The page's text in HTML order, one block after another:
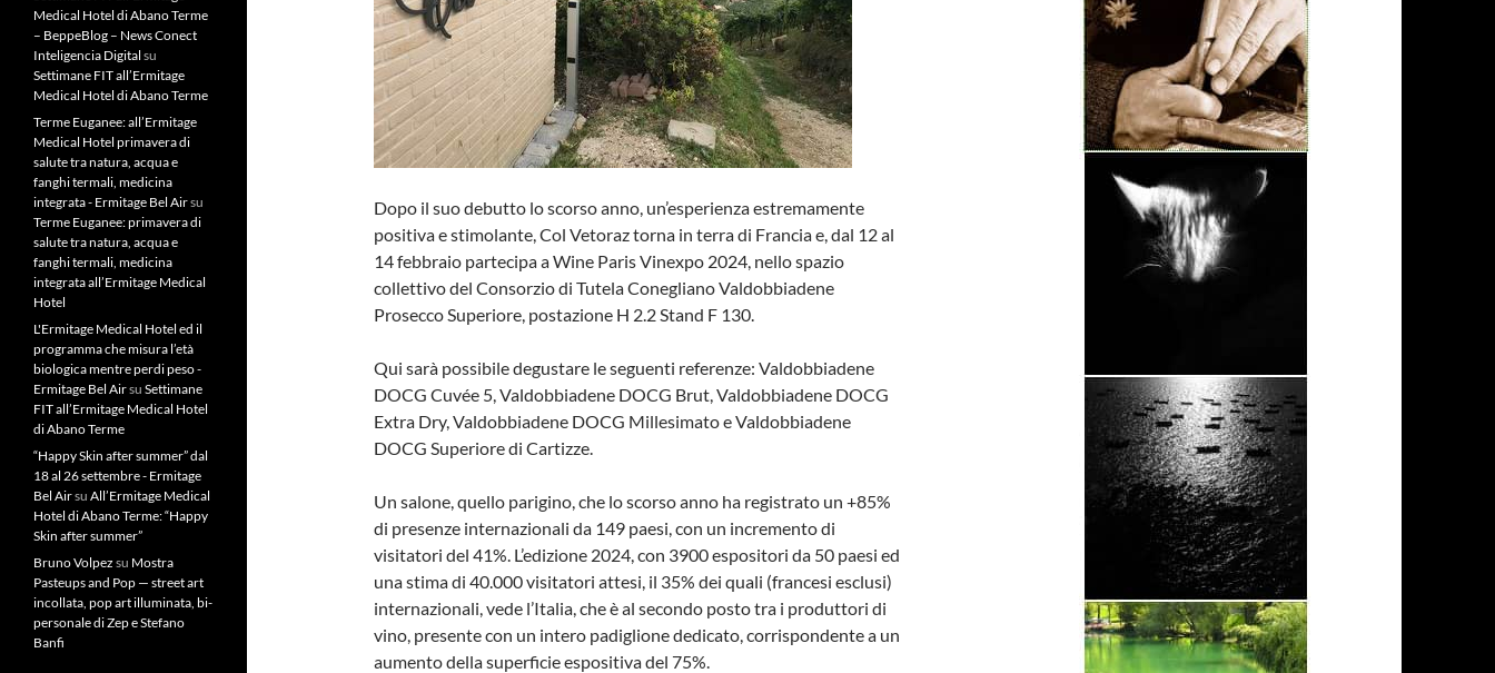
Dopo il suo debutto lo scorso anno, un’esperienza estremamente
positiva e stimolante, Col Vetoraz torna in terra di Francia e, dal 12 al
14 febbraio partecipa a Wine Paris Vinexpo 2024, nello spazio
collettivo del Consorzio di Tutela Conegliano Valdobbiadene
Prosecco Superiore, postazione H 2.2 Stand F 130.
Qui sarà possibile degustare le seguenti referenze: Valdobbiadene
DOCG Cuvée 5, Valdobbiadene DOCG Brut, Valdobbiadene DOCG
Extra Dry, Valdobbiadene DOCG Millesimato e Valdobbiadene
DOCG Superiore di Cartizze.
Un salone, quello parigino, che lo scorso anno ha registrato un +85%
di presenze internazionali da 149 paesi, con un incremento di
visitatori del 41%. L’edizione 2024, con 3900 espositori da 50 paesi ed
una stima di 40.000 visitatori attesi, il 35% dei quali (francesi esclusi)
internazionali, vede l’Italia, che è al secondo posto tra i produttori di
vino, presente con un intero padiglione dedicato, corrispondente a un
aumento della superficie espositiva del 75%.
Medical Hotel di Abano Terme
– BeppeBlog – News Conect
Inteligencia Digital su
Settimane FIT all’Ermitage
Medical Hotel di Abano Terme
Terme Euganee: all’Ermitage
Medical Hotel primavera di
salute tra natura, acqua e
fanghi termali, medicina
integrata - Ermitage Bel Airsu
Terme Euganee: primavera di
salute tra natura, acqua e
fanghi termali, medicina
integrata all’Ermitage Medical
Hotel
L'Ermitage Medical Hotel ed il
programma che misura l’età
biologica mentre perdi peso -
Ermitage Bel Airsu Settimane
FIT all’Ermitage Medical Hotel
di Abano Terme
“Happy Skin after summer” dal
18 al 26 settembre - Ermitage
Bel Airsu All’Ermitage Medical
Hotel di Abano Terme: “Happy
Skin after summer”
Bruno Volpez su Mostra
Pasteups and Pop — street art
incollata, pop art illuminata, bi-
personale di Zep e Stefano
Banfi